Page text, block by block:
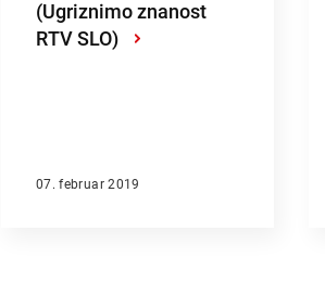
(Ugriznimo znanost
RTV SLO)
›
07. februar 2019